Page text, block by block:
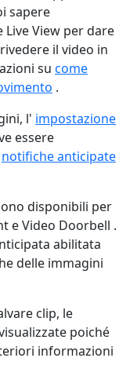
sapere
View per dare
il video in
su come
.
l' impostazione
essere
notifiche anticipate
disponibili per
e Video Doorbell .
abilitata
delle immagini
clip, le
poiché
informazioni